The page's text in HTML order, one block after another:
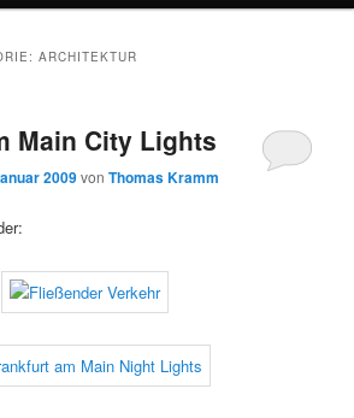
ARCHITEKTUR
Main City Lights
2009vonThomas Kramm